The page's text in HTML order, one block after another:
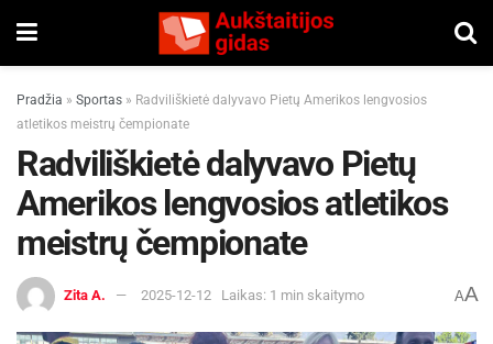
Pradžia » Sportas » Radviliškietė dalyvavo Pietų Amerikos lengvosios
atletikos meistrų čempionate
Radviliškietė dalyvavo Pietų
Amerikos lengvosios atletikos
meistrų čempionate
Zita A. 2025-12-12 Laikas: 1 min skaitymo AA